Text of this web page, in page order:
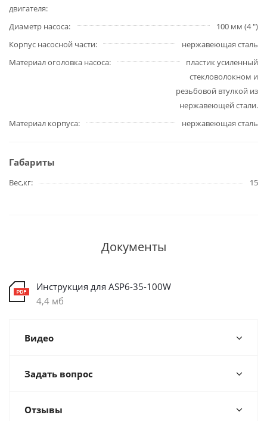
двигателя
Диаметр насоса
100 мм (4 ")
Корпус насосной части
нержавеющая сталь
Материал оголовка насоса
пластик усиленный
стекловолокном и
резьбовой втулкой из
нержавеющей стали.
Материал корпуса
нержавеющая сталь
Габариты
Вес,кг 15
Документы
Инструкция для ASP6-35-100W
4,4 мб
Видео
Задать вопрос
Отзывы